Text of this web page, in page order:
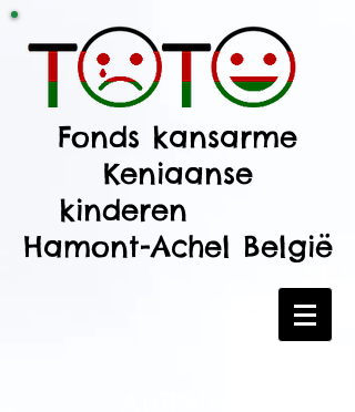
Fonds kansarme
Keniaanse
kinderen
Hamont-Achel België